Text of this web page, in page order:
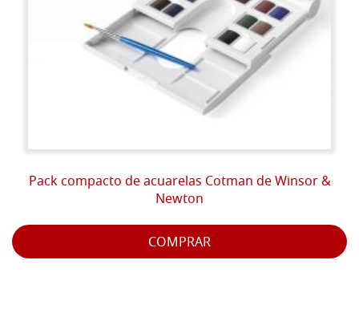
Pack compacto de acuarelas Cotman de Winsor &
Newton
COMPRAR